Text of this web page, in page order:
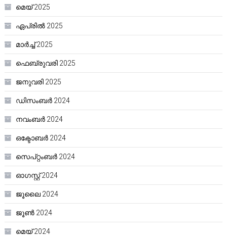
മെയ്‌ 2025
ഏപ്രിൽ 2025
മാർച്ച്‌ 2025
ഫെബ്രുവരി 2025
ജനുവരി 2025
ഡിസംബർ 2024
നവംബർ 2024
ഒക്ടോബർ 2024
സെപ്റ്റംബർ 2024
ഓഗസ്റ്റ്‌ 2024
ജൂലൈ 2024
ജൂൺ 2024
മെയ്‌ 2024